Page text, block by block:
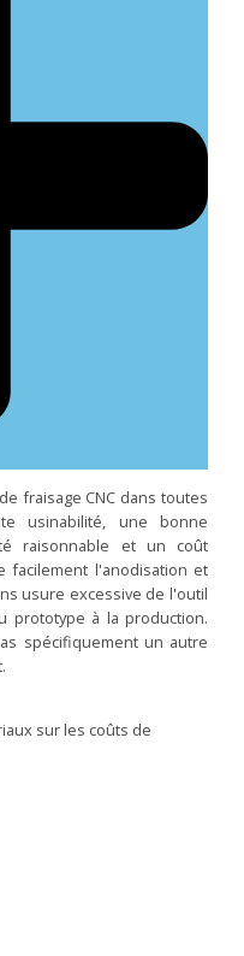
fraisage CNC dans toutes
usinabilité, une bonne
raisonnable et un coût
facilement l'anodisation et
usure excessive de l'outil
prototype à la production.
spécifiquement un autre
sur les coûts de